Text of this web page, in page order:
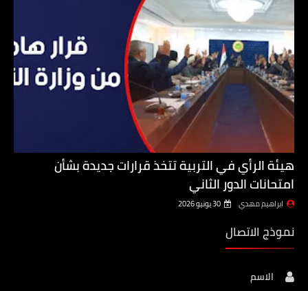
هيئة الرأي في التربية تتخذ قرارات جديدة بشأن
امتحانات الدور الثاني
ابراهيم مهدي 30 يونيو 2026
نموذج الاتصال
الاسم